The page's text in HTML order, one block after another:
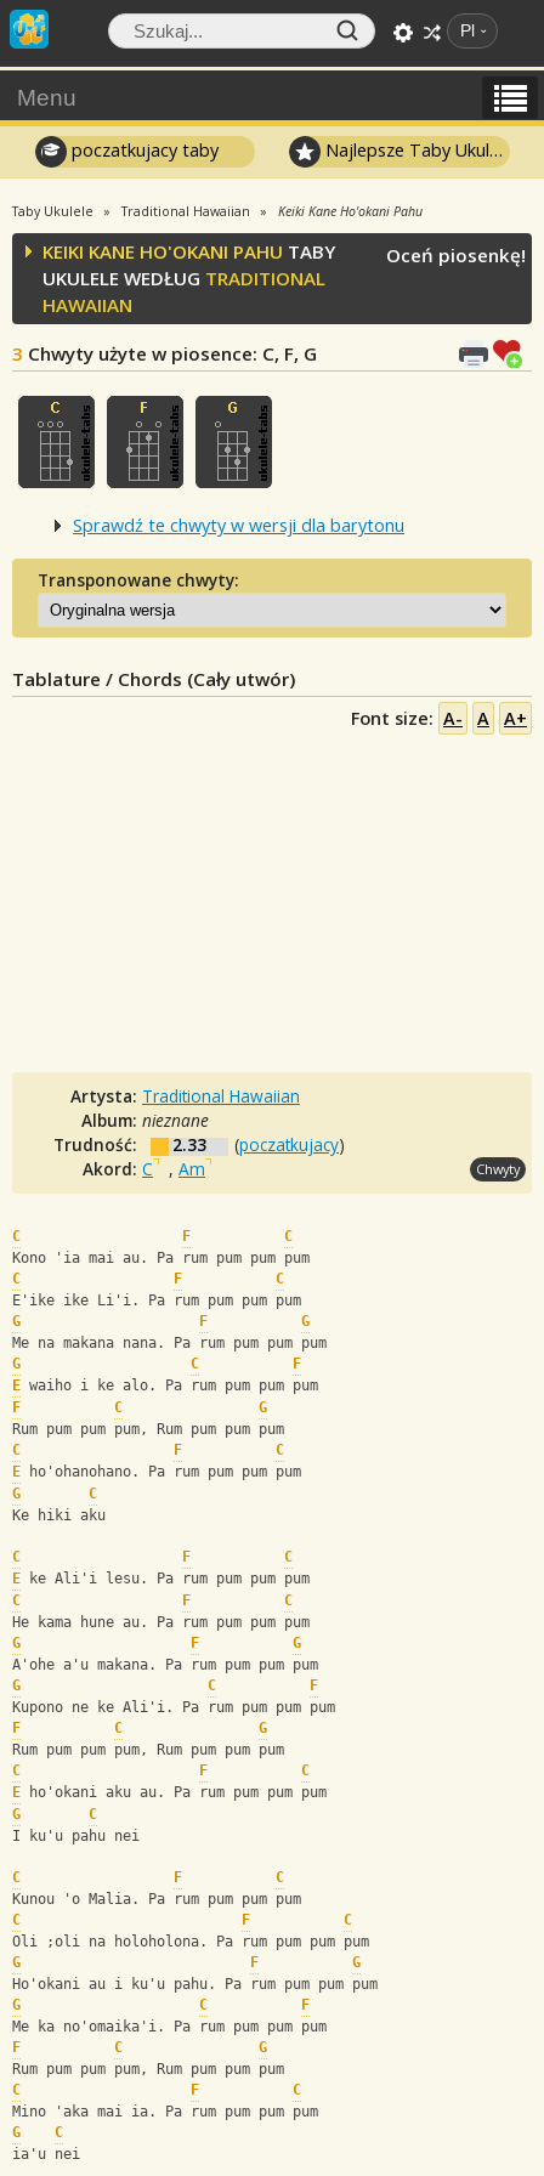
Pl
Menu
poczatkujacy taby Najlepsze Taby Ukulele
Taby Ukulele Traditional Hawaiian Keiki Kane Ho'okani Pahu
KEIKI KANE HO'OKANI PAHU TABY
UKULELE WEDŁUG TRADITIONAL
HAWAIIAN
3 Chwyty użyte w piosence: C, F, G
Oceń piosenkę!
Sprawdź te chwyty w wersji dla barytonu
Transponowane chwyty:
Tablature / Chords (Cały utwór)
Font size: A- A A+
Artysta: Traditional Hawaiian
Album: nieznane
Trudność:
2.33 (poczatkujacy)
Akord: C , Am Chwyty
C F
C
Kono 'ia mai au. Pa rum pum pum pum
C
F
C
E'ike ike Li'i. Pa rum pum pum pum
G
F
G
Me na makana nana. Pa rum pum pum pum
G
C
F
E waiho i ke alo. Pa rum pum pum pum
F
C
G
Rum pum pum pum, Rum pum pum pum
C
F
C
E ho'ohanohano. Pa rum pum pum pum
G
C
Ke hiki aku
C F
C
E ke Ali'i lesu. Pa rum pum pum pum
C
F
C
He kama hune au. Pa rum pum pum pum
G
F
G
A'ohe a'u makana. Pa rum pum pum pum
G
C
F
Kupono ne ke Ali'i. Pa rum pum pum pum
F
C
G
Rum pum pum pum, Rum pum pum pum
C
F
C
E ho'okani aku au. Pa rum pum pum pum
G
C
I ku'u pahu nei
C F
C
Kunou 'o Malia. Pa rum pum pum pum
C
F
C
Oli ;oli na holoholona. Pa rum pum pum pum
G
F
G
Ho'okani au i ku'u pahu. Pa rum pum pum pum
G
C
F
Me ka no'omaika'i. Pa rum pum pum pum
F
C
G
Rum pum pum pum, Rum pum pum pum
C
F
C
Mino 'aka mai ia. Pa rum pum pum pum
G
C
ia'u nei